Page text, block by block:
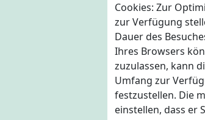
Cookies: Zur
zur Verfügung
Dauer des
Ihres Browsers
zuzulassen, kann
Umfang zur
festzustellen. Die
einstellen, dass er